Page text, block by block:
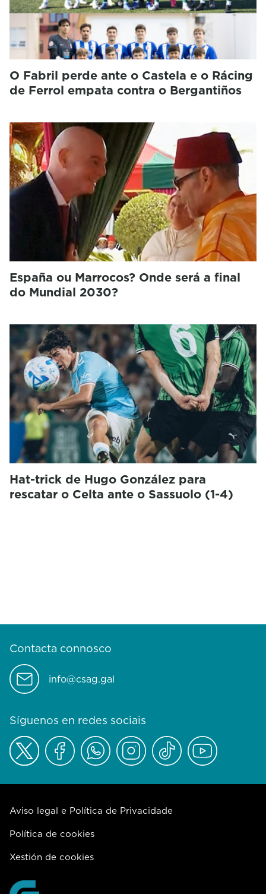
O Fabril perde ante o Castela e o Rácing
de Ferrol empata contra o Bergantiños
España ou Marrocos? Onde será a final
do Mundial 2030?
Hat-trick de Hugo González para
rescatar o Celta ante o Sassuolo (1-4)
Contacta connosco
info@csag.gal
Síguenos en redes sociais
Aviso legal e Política de Privacidade
Política de cookies
Xestión de cookies